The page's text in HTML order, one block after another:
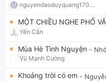
nguyendaoduyquang17021
MỘT CHIỀU NGHE PHỐ
Yến Cận
Mùa Hè Tình Nguyện -
Vũ Mạnh Cường
Khoảng trời có em -